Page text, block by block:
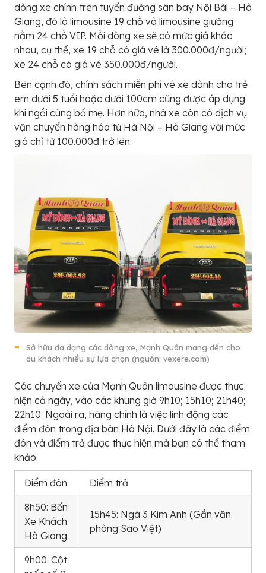
dòng xe chính trên tuyến đường sân bay Nội Bài – Hà
Giang, đó là limousine 19 chỗ và limousine giường
nằm 24 chỗ VIP. Mỗi dòng xe sẽ có mức giá khác
nhau, cụ thể, xe 19 chỗ có giá vé là 300.000đ/người;
xe 24 chỗ có giá vé 350.000đ/người.
Bên cạnh đó, chính sách miễn phí vé xe dành cho trẻ
em dưới 5 tuổi hoặc dưới 100cm cũng được áp dụng
khi ngồi cùng bố mẹ. Hơn nữa, nhà xe còn có dịch vụ
vận chuyển hàng hóa từ Hà Nội – Hà Giang với mức
giá chỉ từ 100.000đ trở lên.
Sở hữu đa dạng các dòng xe, Mạnh Quân mang đến cho
du khách nhiều sự lựa chọn (nguồn: vexere.com)
Các chuyến xe của Mạnh Quân limousine được thực
hiện cả ngày, vào các khung giờ 9h10; 15h10; 21h40;
22h10. Ngoài ra, hãng chính là việc linh động các
điểm đón trong địa bàn Hà Nội. Dưới đây là các điểm
đón và điểm trả được thực hiện mà bạn có thể tham
khảo.
Điểm đón Điểm trả
8h50: Bến
Xe Khách
Hà Giang
15h45: Ngã 3 Kim Anh (Gần văn
phòng Sao Việt)
9h00: Cột